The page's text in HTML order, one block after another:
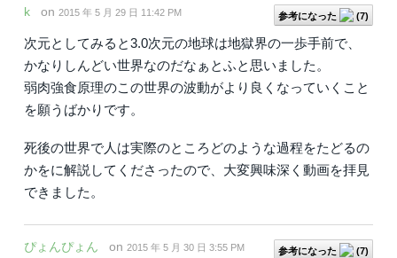
参考になった (7)
k on 2015 年 5 月 29 日 11:42 PM
次元としてみると3.0次元の地球は地獄界の一歩手前で、
かなりしんどい世界なのだなぁとふと思いました。
弱肉強食原理のこの世界の波動がより良くなっていくこと
を願うばかりです。
死後の世界で人は実際のところどのような過程をたどるの
かをに解説してくださったので、大変興味深く動画を拝見
できました。
参考になった (7)
ぴょんぴょん on 2015 年 5 月 30 日 3:55 PM